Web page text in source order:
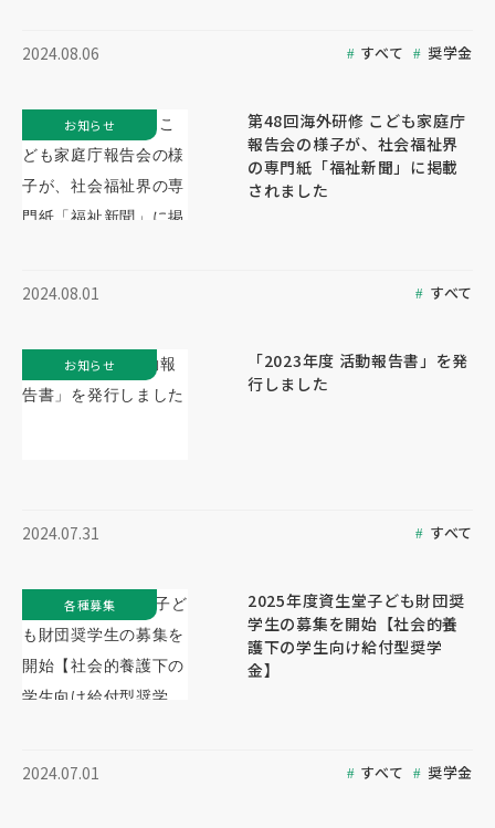
2024.08.06 すべて 奨学金
第48回海外研修 こども家庭庁
報告会の様子が、社会福祉界
の専門紙「福祉新聞」に掲載
されました
2024.08.01 すべて
お知らせ
「2023年度 活動報告書」を発
行しました
2024.07.31 すべて
お知らせ
2025年度資生堂子ども財団奨
学生の募集を開始【社会的養
護下の学生向け給付型奨学
金】
2024.07.01 すべて 奨学金
各種募集